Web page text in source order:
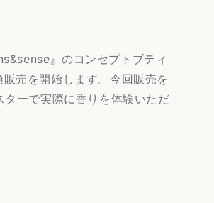
』のコンセプトブティ
売を開始します。今回販売を
ーで実際に香りを体験いただ